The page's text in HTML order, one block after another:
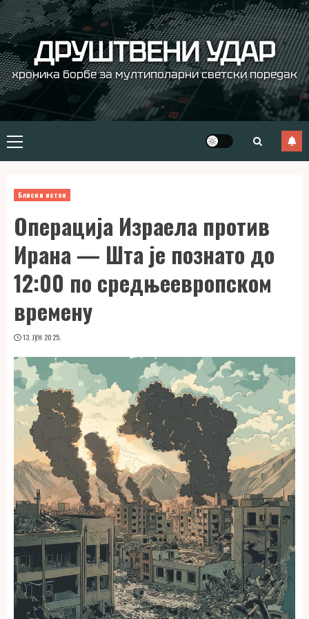
Skip
to
content ДРУШТВЕНИ УДАР
хроника борбе за мултиполарни светски поредак
Primary
Menu
Блиски исток
Операција Израела против
Ирана — Шта је познато до
12:00 по средњеевропском
времену
13. ЈУН 2025.